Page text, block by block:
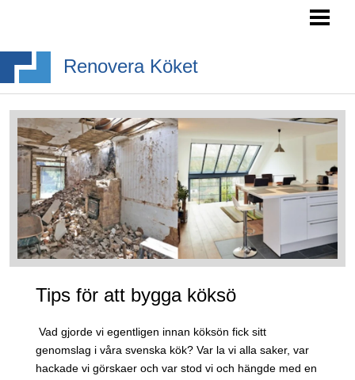
INREDA KÖK
BYGGA KÖKSÖ
KÖKSSTILAR
BLOGG
Renovera Köket
Tips för att bygga köksö
Vad gjorde vi egentligen innan köksön fick sitt
genomslag i våra svenska kök? Var la vi alla saker, var
hackade vi görskaer och var stod vi och hängde med en